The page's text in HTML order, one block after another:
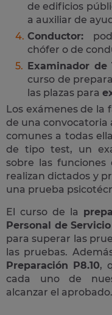
de edificios
a auxiliar de
Conductor:
chófer o de
Examinador de
curso de
las plazas para
Los exámenes de la
de una convocatoria
comunes a todas
de tipo test, un
sobre las funciones
realizan dictados y
una prueba
El curso de la
Personal de Servicio
para superar las
las pruebas.
Preparación P8.10,
cada uno de
alcanzar el aprobado.